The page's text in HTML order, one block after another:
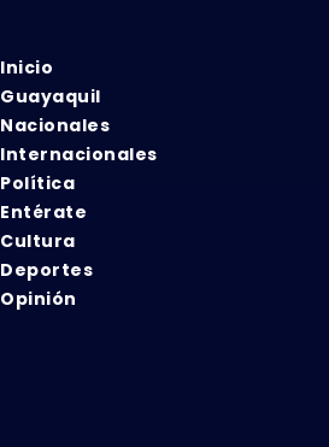
Inicio
Guayaquil
Nacionales
Internacionales
Política
Entérate
Cultura
Deportes
Opinión